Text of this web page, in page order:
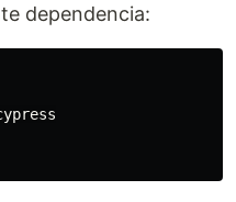
dependencia: